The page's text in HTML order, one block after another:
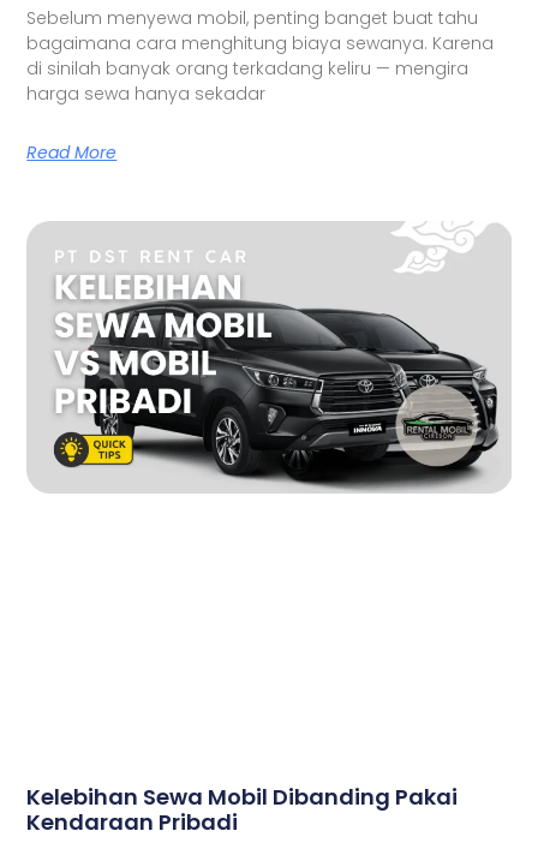
Sebelum menyewa mobil, penting banget buat tahu
bagaimana cara menghitung biaya sewanya. Karena
di sinilah banyak orang terkadang keliru — mengira
harga sewa hanya sekadar
Read More
Kelebihan Sewa Mobil Dibanding Pakai
Kendaraan Pribadi